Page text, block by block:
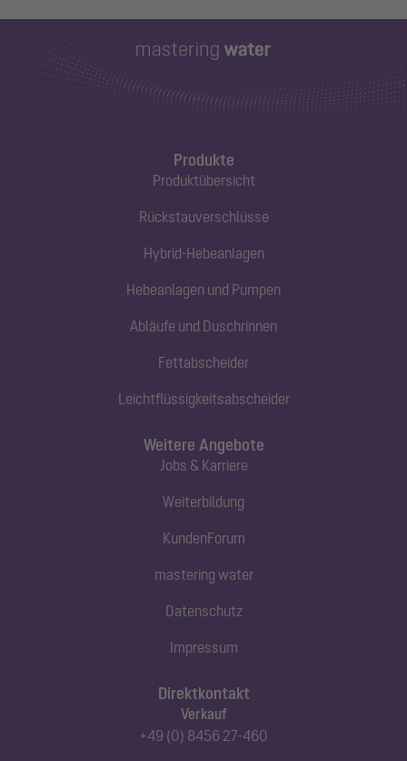
Produkte
Produktübersicht
Rückstauverschlüsse
Hybrid-Hebeanlagen
Hebeanlagen und Pumpen
Abläufe und Duschrinnen
Fettabscheider
Leichtflüssigkeitsabscheider
Direktkontakt
Verkauf
+49 (0) 8456 27-460
Weitere Angebote
Jobs & Karriere
Weiterbildung
KundenForum
mastering water
Datenschutz
Impressum